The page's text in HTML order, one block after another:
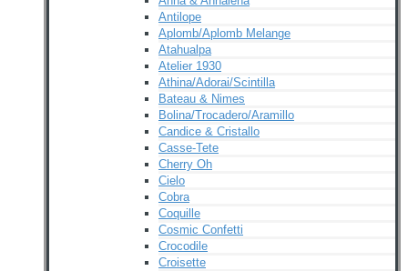
Antilope
Aplomb/Aplomb Melange
Atahualpa
Atelier 1930
Athina/Adorai/Scintilla
Bateau & Nimes
Bolina/Trocadero/Aramillo
Candice & Cristallo
Casse-Tete
Cherry Oh
Cielo
Cobra
Coquille
Cosmic Confetti
Crocodile
Croisette